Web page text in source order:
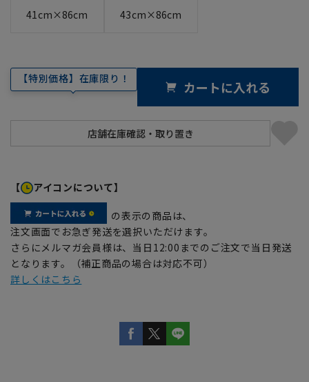
41cm×86cm 43cm×86cm
【特別価格】在庫限り！ カートに入れる
【 アイコンについて】
の表示の商品は、
注文画面でお急ぎ発送を選択いただけます。
さらにメルマガ会員様は、当日12:00までのご注文で当日発送
となります。（補正商品の場合は対応不可）
詳しくはこちら